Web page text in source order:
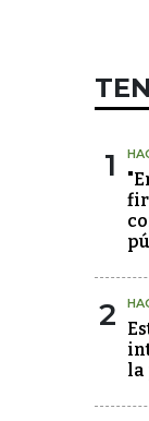
1
2
la